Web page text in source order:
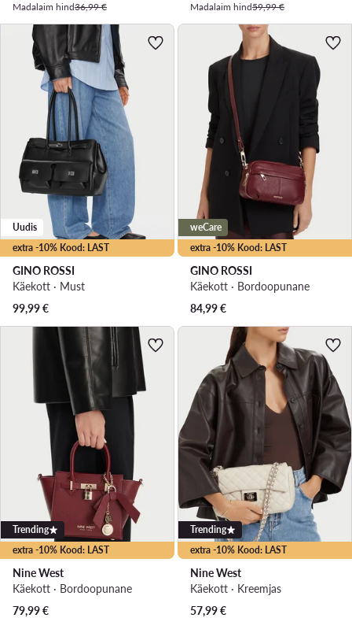
Madalaim hind36,99 €
Madalaim hind59,99 €
extra -10% Kood: LAST
Uudis
GINO ROSSI
Käekott · Must
99,99€
extra -10% Kood: LAST
weCare
GINO ROSSI
Käekott · Bordoopunane
84,99€
extra -10% Kood: LAST
Trending
Nine West
Käekott · Bordoopunane
79,99€
extra -10% Kood: LAST
Trending
Nine West
Käekott · Kreemjas
57,99€